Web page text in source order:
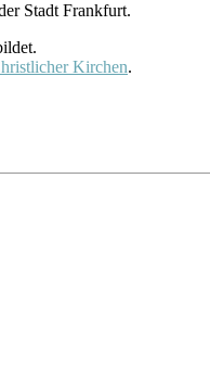
Stadt Frankfurt.
Kirchen.